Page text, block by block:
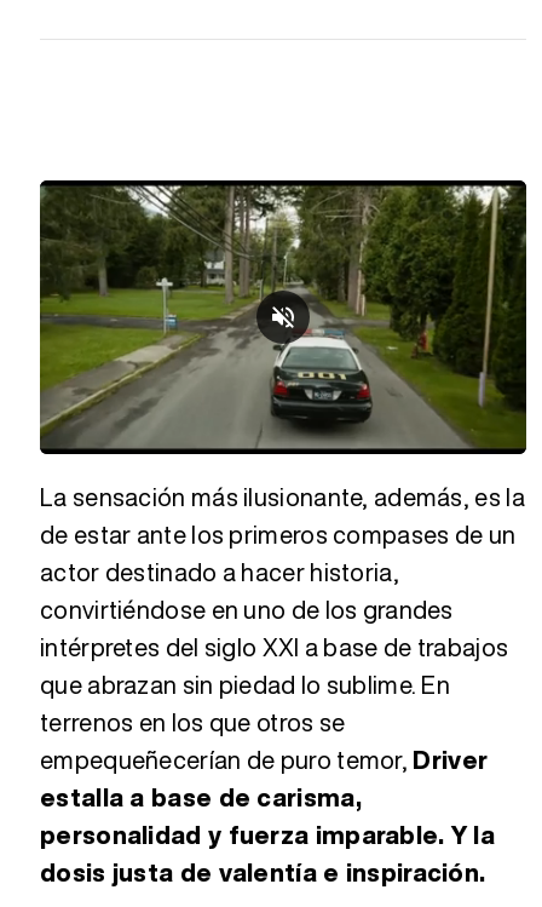
40.24%
La sensación más ilusionante, además, es la
de estar ante los primeros compases de un
actor destinado a hacer historia,
convirtiéndose en uno de los grandes
intérpretes del siglo XXI a base de trabajos
que abrazan sin piedad lo sublime. En
terrenos en los que otros se
empequeñecerían de puro temor, Driver
estalla a base de carisma,
personalidad y fuerza imparable. Y la
dosis justa de valentía e inspiración.